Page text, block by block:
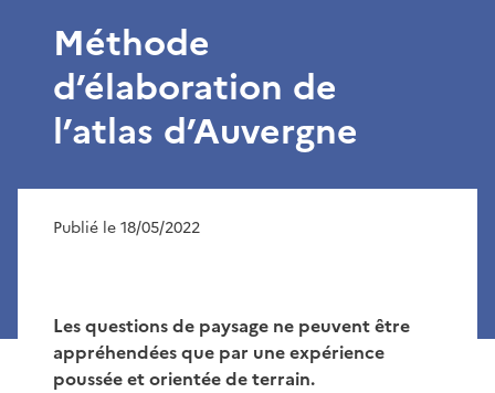
Méthode
d’élaboration de
l’atlas d’Auvergne
Publié le 18/05/2022
Les questions de paysage ne peuvent être
appréhendées que par une expérience
poussée et orientée de terrain.